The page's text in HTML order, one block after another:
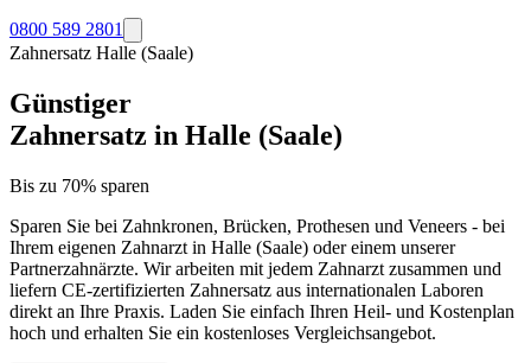
0800 589 2801
Zahnersatz Halle (Saale)
Günstiger
Zahnersatz in Halle (Saale)
Bis zu 70% sparen
Sparen Sie bei Zahnkronen, Brücken, Prothesen und Veneers - bei
Ihrem eigenen Zahnarzt in Halle (Saale) oder einem unserer
Partnerzahnärzte. Wir arbeiten mit jedem Zahnarzt zusammen und
liefern CE-zertifizierten Zahnersatz aus internationalen Laboren
direkt an Ihre Praxis. Laden Sie einfach Ihren Heil- und Kostenplan
hoch und erhalten Sie ein kostenloses Vergleichsangebot.